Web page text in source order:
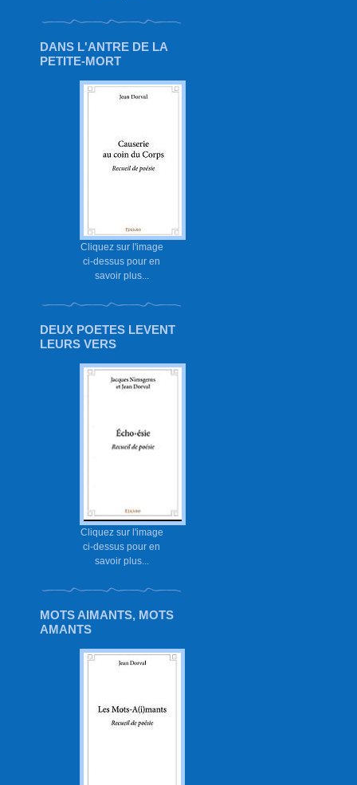
DANS L'ANTRE DE LA
PETITE-MORT
Cliquez sur l'image
ci-dessus pour en
savoir plus...
DEUX POETES LEVENT
LEURS VERS
Cliquez sur l'image
ci-dessus pour en
savoir plus...
MOTS AIMANTS, MOTS
AMANTS